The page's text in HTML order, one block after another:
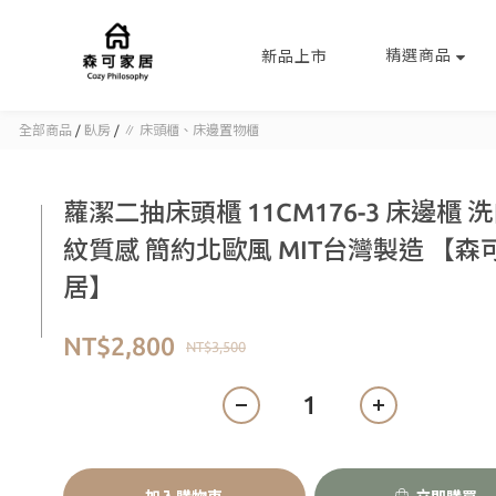
新品上市 精選商品
全部商品 / 臥房 / ∥ 床頭櫃、床邊置物櫃
蘿潔二抽床頭櫃 11CM176-3 床邊櫃
紋質感 簡約北歐風 MIT台灣製造 【森
居】
NT$3,500
NT$2,800